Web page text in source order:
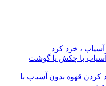
، خرد کرد
با چکش یا گوشت
کردن قهوه بدون آسیاب با